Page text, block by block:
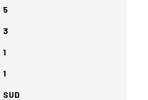
5
3
1
1
SUD